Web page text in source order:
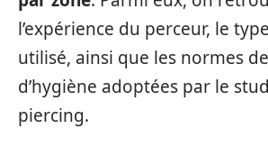
l’expérience du perceur, le
utilisé, ainsi que les normes
d’hygiène adoptées par le
piercing.